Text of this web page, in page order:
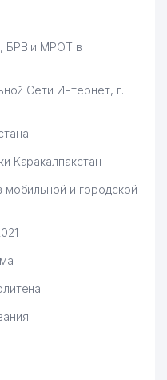
БРВ и МРОТ в
Сети Интернет, г.
Каракалпакстан
и городской